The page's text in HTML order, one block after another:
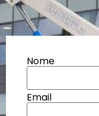
Nome
Email